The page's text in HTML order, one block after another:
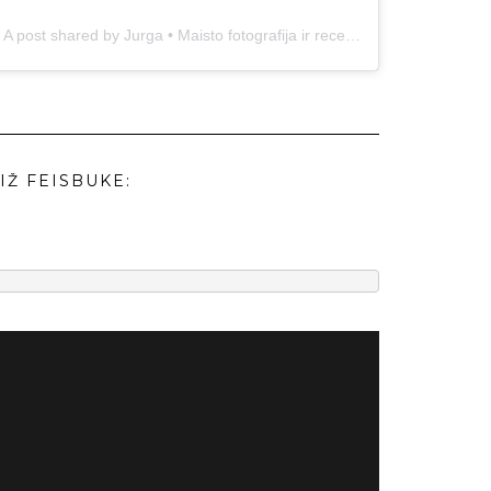
FEISBUKE: